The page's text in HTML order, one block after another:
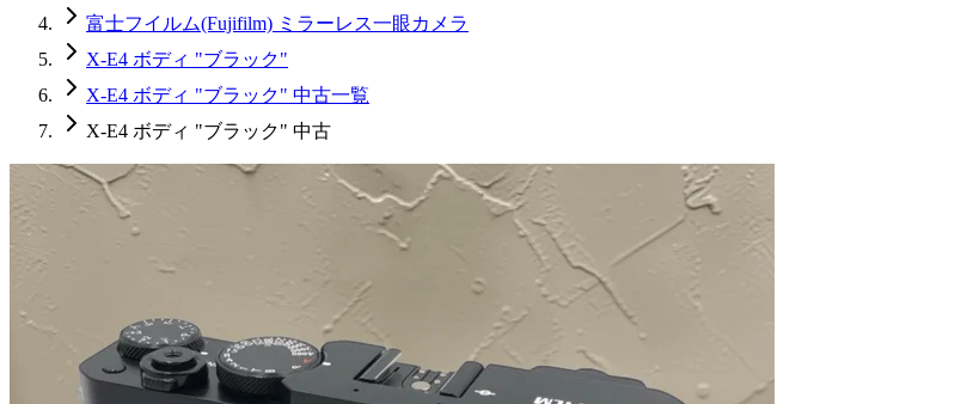
富士フイルム(Fujifilm) ミラーレス一眼カメラ
X-E4 ボディ "ブラック"
X-E4 ボディ "ブラック" 中古一覧
X-E4 ボディ "ブラック" 中古